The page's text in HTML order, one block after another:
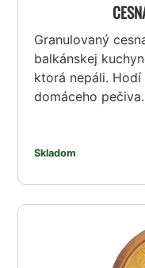
Granulovaný
balkánskej
ktorá nepáli.
domáceho
Skladom